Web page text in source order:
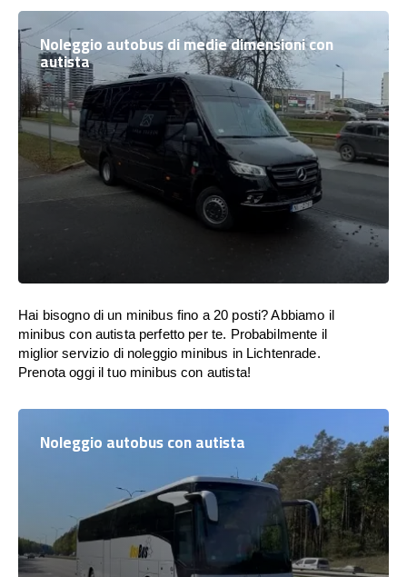
Noleggio autobus di medie dimensioni con
autista
Hai bisogno di un minibus fino a 20 posti? Abbiamo il
minibus con autista perfetto per te. Probabilmente il
miglior servizio di noleggio minibus in Lichtenrade.
Prenota oggi il tuo minibus con autista!
Noleggio autobus con autista